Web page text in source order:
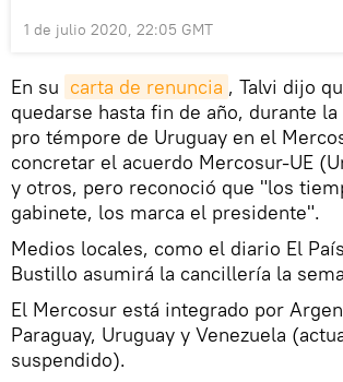
1 de julio 2020, 22:05 GMT
En su carta de renuncia , Talvi dijo
quedarse hasta fin de año, durante
pro témpore de Uruguay en el
concretar el acuerdo Mercosur-UE
y otros, pero reconoció que "los
gabinete, los marca el presidente".
Medios locales, como el diario El
Bustillo asumirá la cancillería la
El Mercosur está integrado por
Paraguay, Uruguay y Venezuela
suspendido).